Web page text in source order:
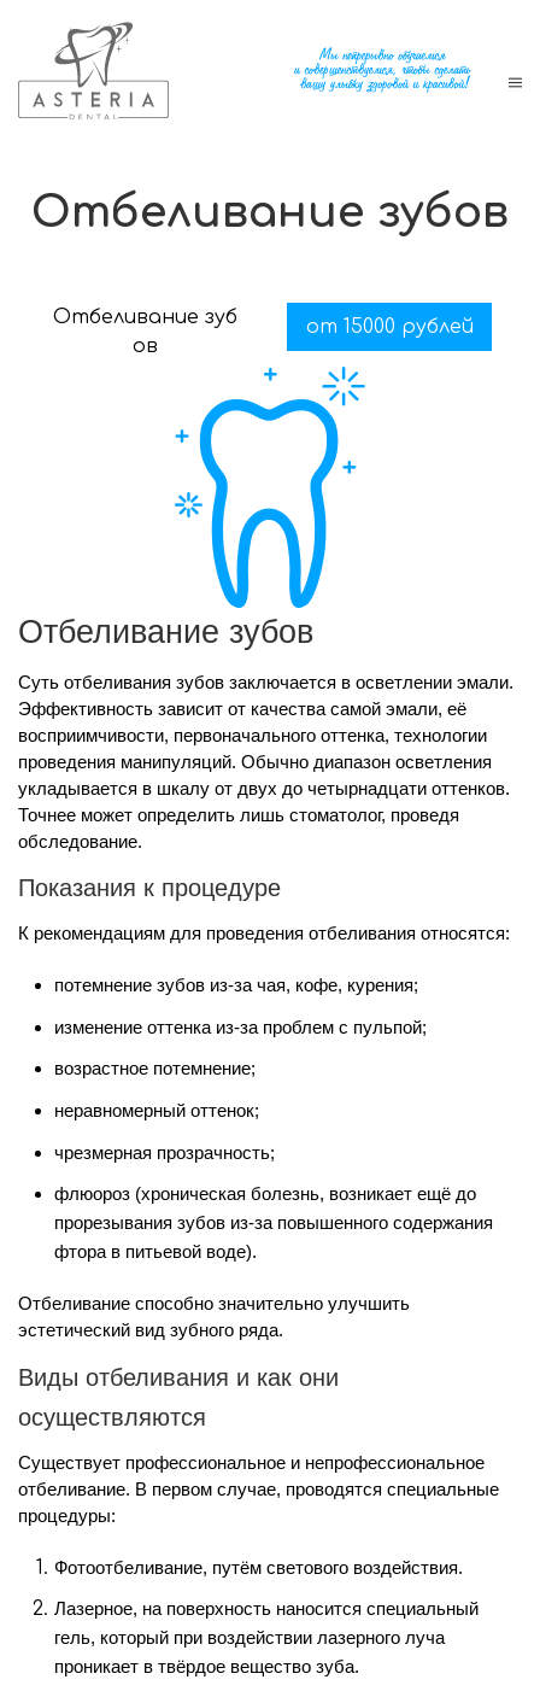
Отбеливание зубов
Отбеливание зуб
ов
от 15000 рублей
Отбеливание зубов
Суть отбеливания зубов заключается в осветлении эмали.
Эффективность зависит от качества самой эмали, её
восприимчивости, первоначального оттенка, технологии
проведения манипуляций. Обычно диапазон осветления
укладывается в шкалу от двух до четырнадцати оттенков.
Точнее может определить лишь стоматолог, проведя
обследование.
Показания к процедуре
К рекомендациям для проведения отбеливания относятся:
потемнение зубов из-за чая, кофе, курения;
изменение оттенка из-за проблем с пульпой;
возрастное потемнение;
неравномерный оттенок;
чрезмерная прозрачность;
флюороз (хроническая болезнь, возникает ещё до
прорезывания зубов из-за повышенного содержания
фтора в питьевой воде).
Отбеливание способно значительно улучшить
эстетический вид зубного ряда.
Виды отбеливания и как они
осуществляются
Существует профессиональное и непрофессиональное
отбеливание. В первом случае, проводятся специальные
процедуры:
Фотоотбеливание, путём светового воздействия.
Лазерное, на поверхность наносится специальный
гель, который при воздействии лазерного луча
проникает в твёрдое вещество зуба.